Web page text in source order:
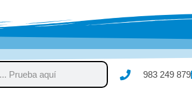
983 249 879